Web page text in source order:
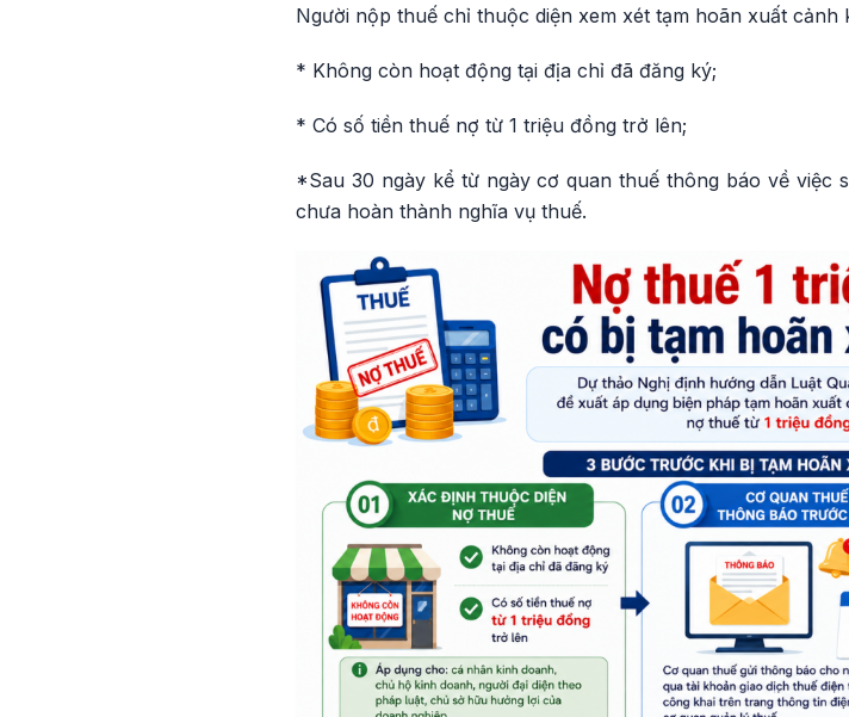
Người nộp thuế chỉ thuộc diện xem xét tạm hoãn xuất cảnh
* Không còn hoạt động tại địa chỉ đã đăng ký;
* Có số tiền thuế nợ từ 1 triệu đồng trở lên;
*Sau 30 ngày kể từ ngày cơ quan thuế thông báo về việc
chưa hoàn thành nghĩa vụ thuế.